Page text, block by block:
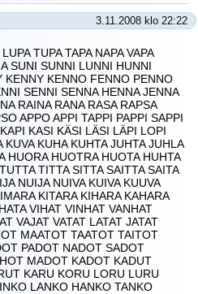
3.11.2008 klo 22:22
TUPA TAPA NAPA VAPA
SUNI SUNNI LUNNI HUNNI
KENNY KENNO FENNO PENNO
SENNI SENNA HENNA JENNA
RAINA RANA RASA RAPSA
APPO APPI TAPPI PAPPI SAPPI
KASI KÄSI LÄSI LÄPI LOPI
KUHA KUHTA JUHTA JUHLA
HUORA HUOTRA HUOTA HUHTA
TITTA SITTA SAITTA SAITA
NUIJA NUIVA KUIVA KUUVA
KITARA KIHARA KAHARA
VIHAT VINHAT VANHAT
VAJAT VATAT LATAT JATAT
MAATOT TAATOT TAITOT
PADOT NADOT SADOT
MADOT KADOT KADUT
KARU KORU LORU LURU
LANKO HANKO TANKO